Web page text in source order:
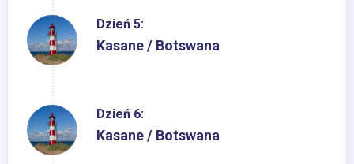
Dzień 5:
Kasane / Botswana
Dzień 6:
Kasane / Botswana